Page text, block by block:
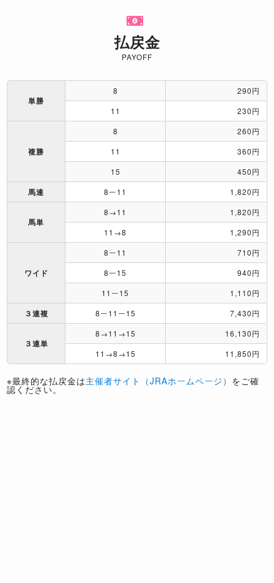
払戻金
PAYOFF
単勝
8
290円
11
230円
複勝
8
260円
11
360円
15
450円
馬連 8ー11 1,820円
馬単
8→11
1,820円
11→8
1,290円
ワイド
8ー11
710円
8ー15
940円
11ー15
1,110円
３連複 8ー11ー15 7,430円
３連単
8→11→15
16,130円
11→8→15
11,850円
※最終的な払戻金は主催者サイト（JRAホームページ） をご確
認ください。